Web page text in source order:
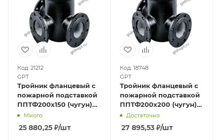
Код: 21212
GPT
Тройник фланцевый с
пожарной подставкой
ППТФ200х150 (чугун)
Ру10Много
25 880,25 ₽/шт
Код: 18748
GPT
Тройник фланцевый с
пожарной подставкой
ППТФ200х200 (чугун)
Ру10
Достаточно
27 895,53₽/шт